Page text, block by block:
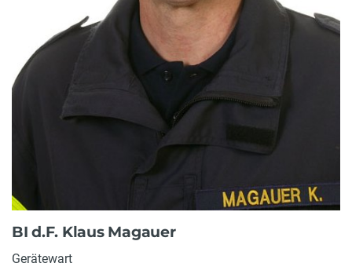
BI d.F. Klaus Magauer
Gerätewart